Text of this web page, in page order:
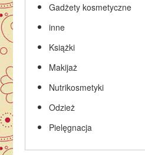
Gadżety kosmetyczne
inne
Książki
Makijaż
Nutrikosmetyki
Odzież
Pielęgnacja